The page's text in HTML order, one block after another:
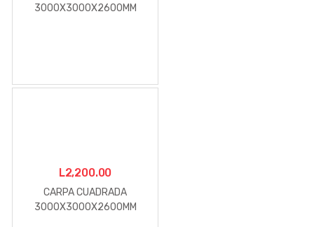
3000X3000X2600MM
L2,200.00
CARPA CUADRADA
3000X3000X2600MM